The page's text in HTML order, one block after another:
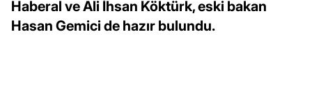
Haberal ve Ali İhsan Köktürk, eski bakan
Hasan Gemici de hazır bulundu.